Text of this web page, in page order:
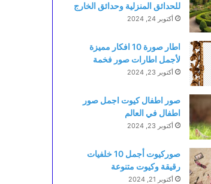
للحدائق المنزلية وحدائق الخارج
أكتوبر 24, 2024
اطار صورة 10 افكار مميزة
لأجمل اطارات صور فخمة
أكتوبر 23, 2024
صور اطفال كيوت اجمل صور
اطفال في العالم
أكتوبر 23, 2024
صوركيوت أجمل 10 خلفيات
رقيقة وكيوت متنوعة
أكتوبر 21, 2024